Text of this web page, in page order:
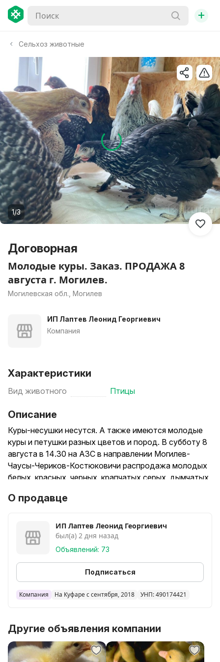
+
Сельхоз животные
1/3
Договорная
Молодые куры. Заказ. ПРОДАЖА 8
августа г. Могилев.
Могилевская обл., Могилев
ИП Лаптев Леонид Георгиевич
Компания
Характеристики
Вид животного Птицы
Описание
Куры-несушки несутся. А также имеются молодые
куры и петушки разных цветов и пород. В субботу 8
августа в 14.30 на АЗС в направлении Могилев-
Чаусы-Чериков-Костюковичи распродажа молодых
белых, красных, черных, крапчатых серых ,дымчатых,
высокопродуктивных яйценоских пород ведущих
Коралл Ник, Декалб, Тетра, Сусекс, Ломан Браун,
Чешский Доминант от 4,5 мес. до 6 мес., а также
кур-несушек (12 мес.). Вся птица прошла вакцинацию
с суточного возраста по графику вакцинации.
Гарантия качества. Несется каждый день.
Яйценоскость составляет от 320 яиц в год. Цена кур
зависит от возраста и породы. На сообщение не
О продавце
ИП Лаптев Леонид Георгиевич
был(а) 2 дня назад
Объявлений: 73
Подписаться
Компания На Куфаре с сентября, 2018 УНП: 490174421
Другие объявления компании